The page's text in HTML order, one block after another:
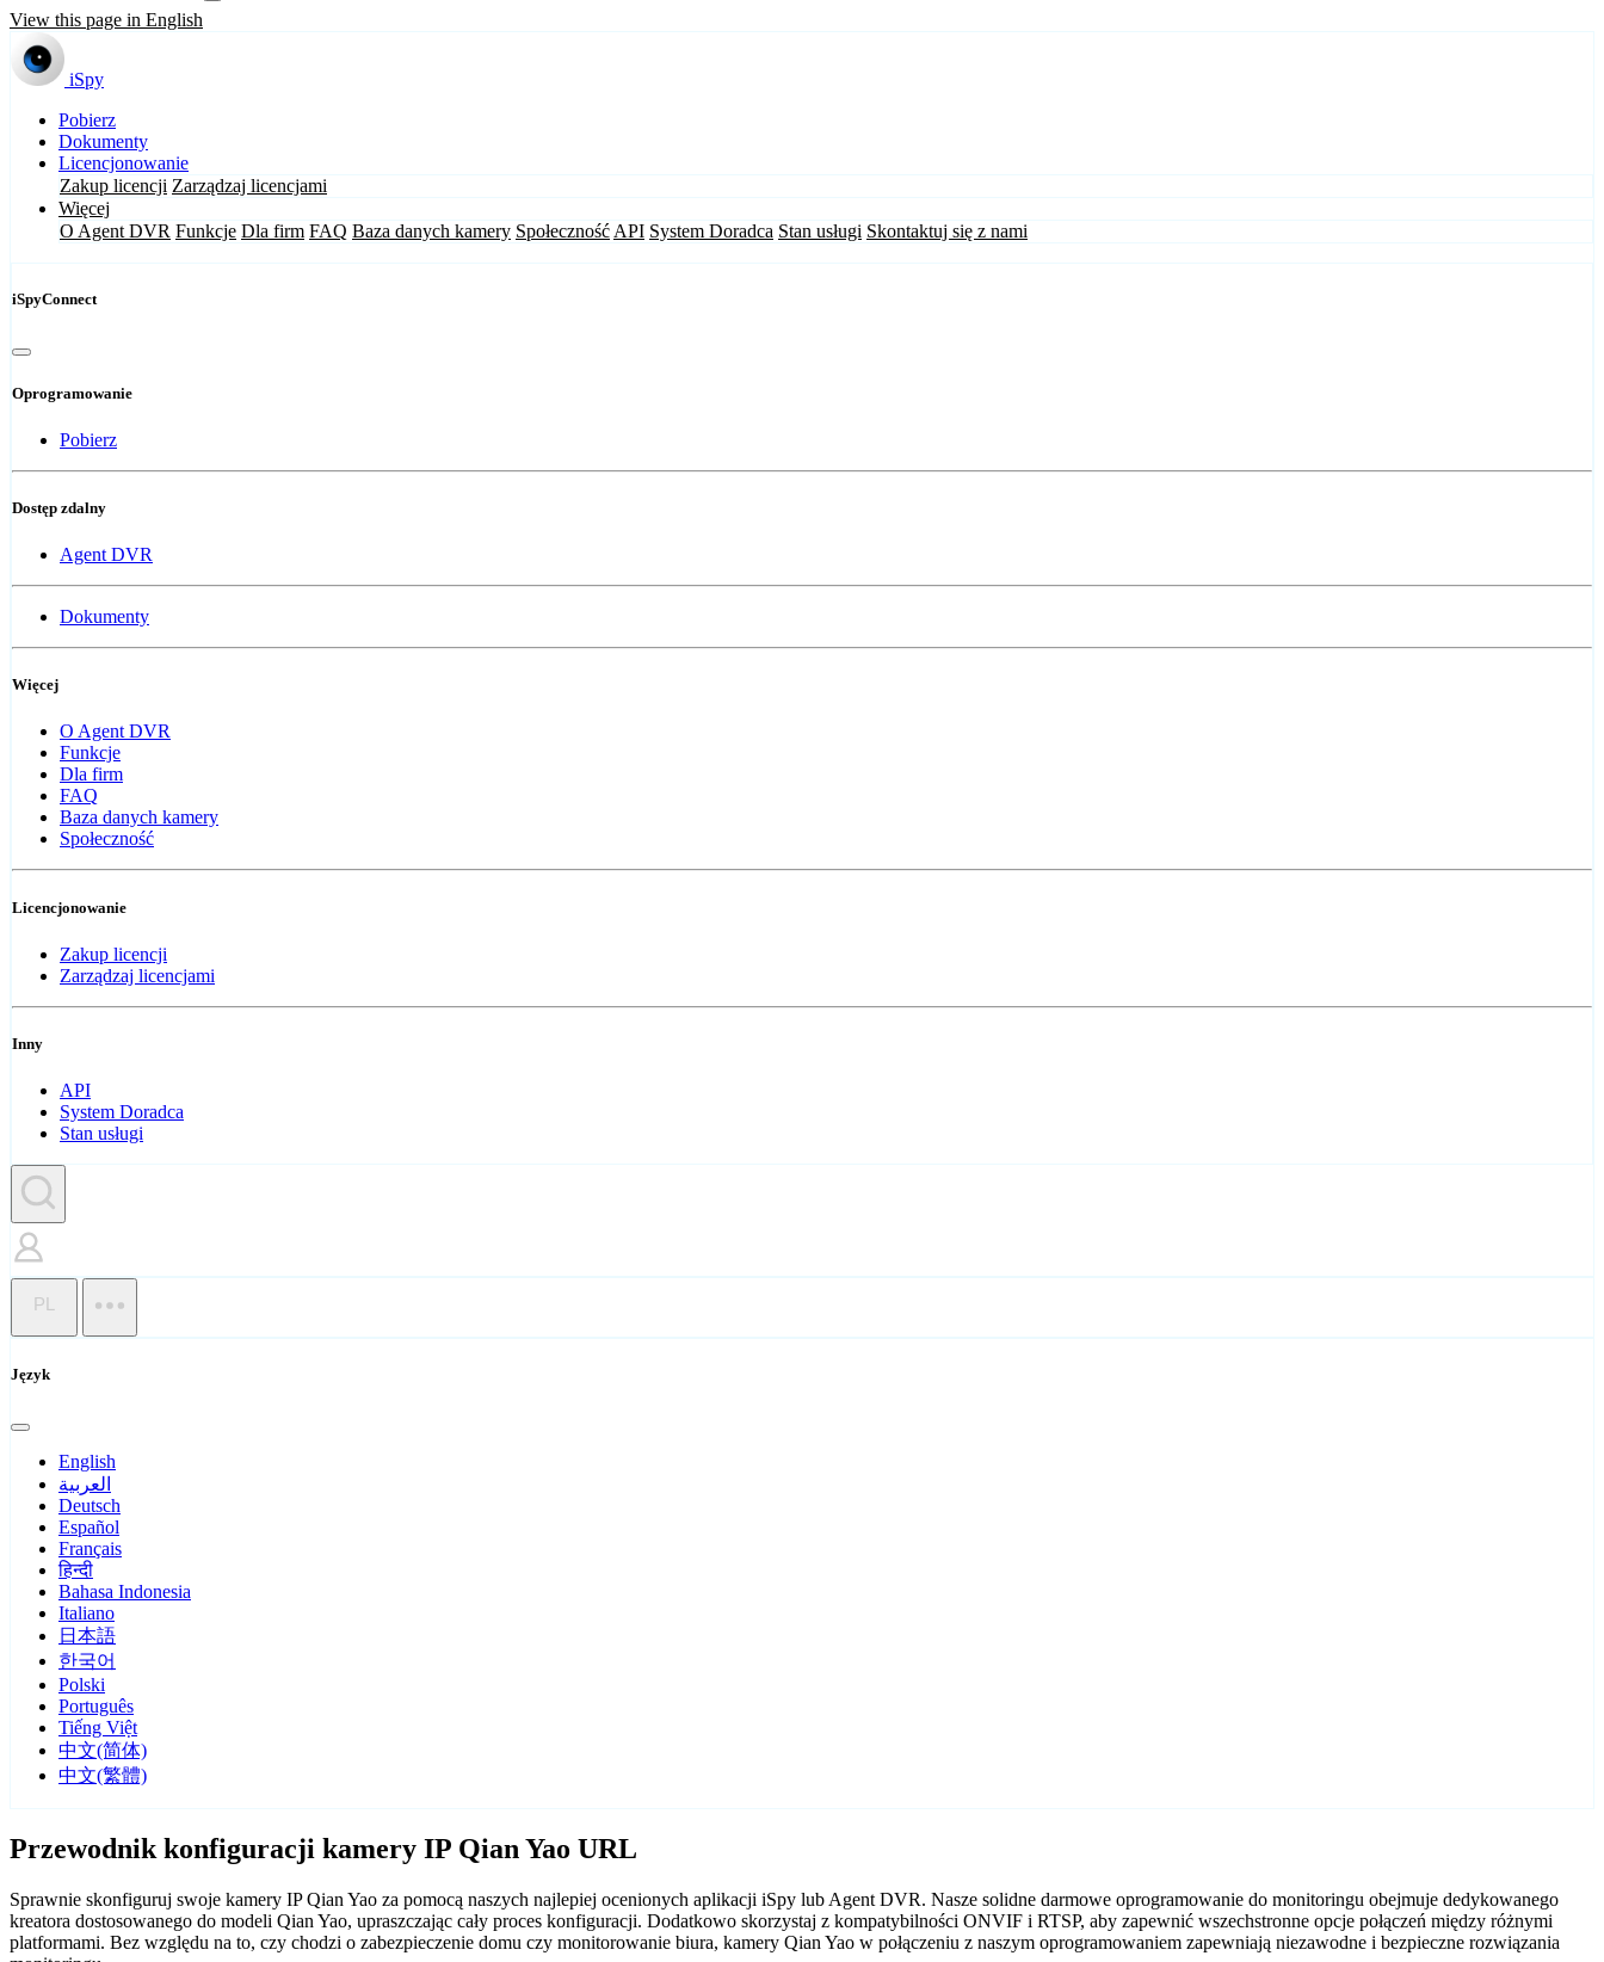
View this page in English
iSpy
Pobierz
Dokumenty
Licencjonowanie
Zakup licencji Zarządzaj licencjami
Więcej
O Agent DVR Funkcje Dla firm FAQ Baza danych kamery Społeczność API System Doradca Stan usługi Skontaktuj się z nami
iSpyConnect
Oprogramowanie
Pobierz
Dostęp zdalny
Agent DVR
Dokumenty
Więcej
O Agent DVR
Funkcje
Dla firm
FAQ
Baza danych kamery
Społeczność
Licencjonowanie
Zakup licencji
Zarządzaj licencjami
Inny
API
System Doradca
Stan usługi
PL
Język
English
العربية
Deutsch
Español
Français
हिन्दी
Bahasa Indonesia
Italiano
日本語
한국어
Polski
Português
Tiếng Việt
中文(简体)
中文(繁體)
Przewodnik konfiguracji kamery IP Qian Yao URL
Sprawnie skonfiguruj swoje kamery IP Qian Yao za pomocą naszych najlepiej ocenionych aplikacji iSpy lub Agent DVR. Nasze solidne darmowe oprogramowanie do monitoringu obejmuje dedykowanego
kreatora dostosowanego do modeli Qian Yao, upraszczając cały proces konfiguracji. Dodatkowo skorzystaj z kompatybilności ONVIF i RTSP, aby zapewnić wszechstronne opcje połączeń między różnymi
platformami. Bez względu na to, czy chodzi o zabezpieczenie domu czy monitorowanie biura, kamery Qian Yao w połączeniu z naszym oprogramowaniem zapewniają niezawodne i bezpieczne rozwiązania